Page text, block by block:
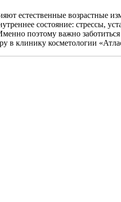
естественные возрастные
состояние: стрессы,
поэтому важно
в клинику косметологии